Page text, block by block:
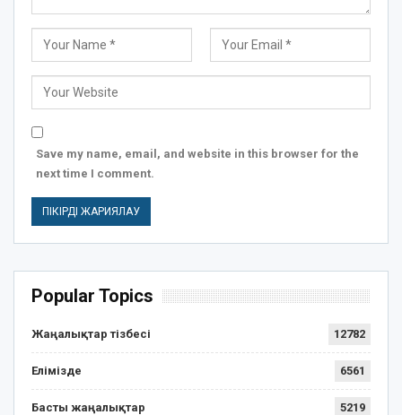
Save my name, email, and website in this browser for the
next time I comment.
Popular Topics
Жаңалықтар тізбесі 12782
Елімізде 6561
Басты жаңалықтар 5219